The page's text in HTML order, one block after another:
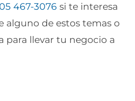
467-3076 si te interesa
alguno de estos temas o
para llevar tu negocio a